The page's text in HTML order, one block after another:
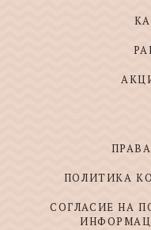
ПОЛИТИКА
СОГЛАСИЕ НА